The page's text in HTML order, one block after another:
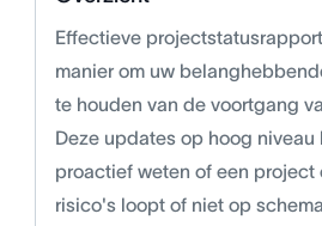
Effectieve
manier om uw
te houden van de voortgang
Deze updates op hoog niveau
proactief weten of een project
risico's loopt of niet op